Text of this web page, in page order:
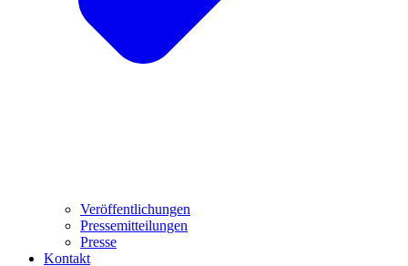
Veröffentlichungen
Pressemitteilungen
Presse
Kontakt